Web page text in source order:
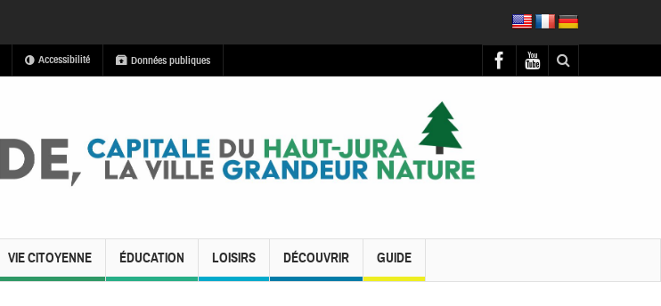
Accessibilité Données publiques
VIE CITOYENNE ÉDUCATION LOISIRS DÉCOUVRIR GUIDE